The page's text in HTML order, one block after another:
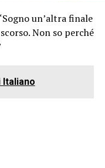
un’altra finale
Non so perché
Italiano